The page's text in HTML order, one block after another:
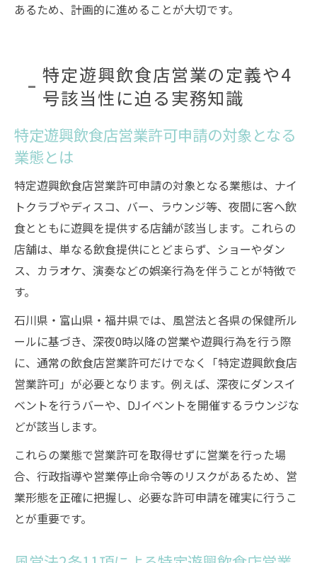
あるため、計画的に進めることが大切です。
特定遊興飲食店営業の定義や4
号該当性に迫る実務知識
特定遊興飲食店営業許可申請の対象となる
業態とは
特定遊興飲食店営業許可申請の対象となる業態は、ナイ
トクラブやディスコ、バー、ラウンジ等、夜間に客へ飲
食とともに遊興を提供する店舗が該当します。これらの
店舗は、単なる飲食提供にとどまらず、ショーやダン
ス、カラオケ、演奏などの娯楽行為を伴うことが特徴で
す。
石川県・富山県・福井県では、風営法と各県の保健所ル
ールに基づき、深夜0時以降の営業や遊興行為を行う際
に、通常の飲食店営業許可だけでなく「特定遊興飲食店
営業許可」が必要となります。例えば、深夜にダンスイ
ベントを行うバーや、DJイベントを開催するラウンジな
どが該当します。
これらの業態で営業許可を取得せずに営業を行った場
合、行政指導や営業停止命令等のリスクがあるため、営
業形態を正確に把握し、必要な許可申請を確実に行うこ
とが重要です。